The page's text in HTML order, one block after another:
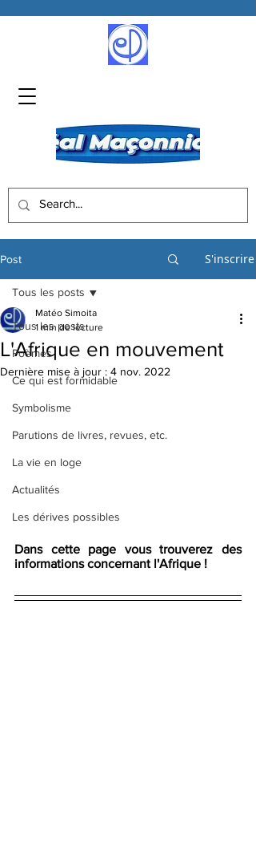
Post S'inscrire
Tous les posts
Poèmes
Ce qui est formidable
Symbolisme
Parutions de livres, revues, etc.
La vie en loge
Actualités
Les dérives possibles
Tous les posts
L'Afrique en mouvement
Matéo Simoita
1 min de lecture
Dernière mise à jour : 4 nov. 2022
Dans cette page vous trouverez des
informations concernant l'Afrique !